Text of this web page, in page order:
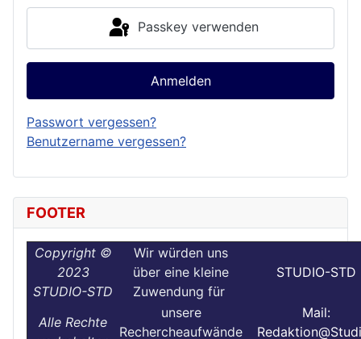
Passkey verwenden
Anmelden
Passwort vergessen?
Benutzername vergessen?
FOOTER
Copyright ©
2023
STUDIO-STD
Wir würden uns
über eine kleine
Zuwendung für
STUDIO-STD
Alle Rechte
unsere
Rechercheaufwände
Mail: